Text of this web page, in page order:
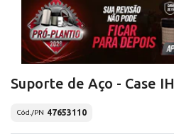
Suporte de Aço - Case IH
Cód./PN 47653110